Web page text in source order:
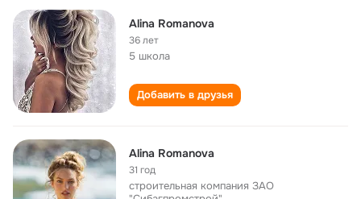
Alina Romanova
36 лет
5 школа
Добавить в друзья
Alina Romanova
31 год
строительная компания ЗАО